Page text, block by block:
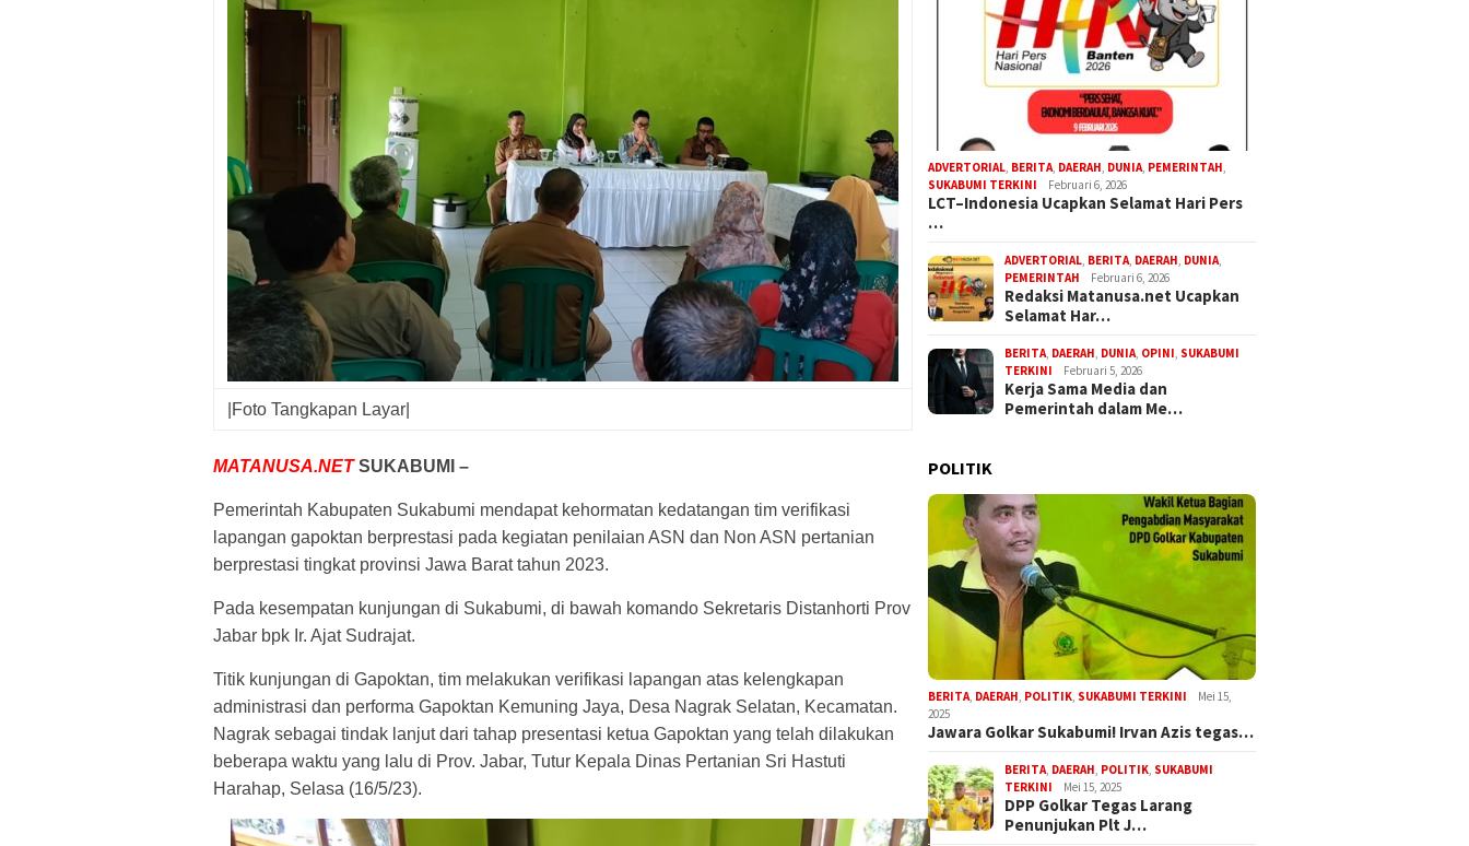
|Foto Tangkapan Layar|
MATANUSA.NETSUKABUMI –
Pemerintah Kabupaten Sukabumi mendapat kehormatan kedatangan tim verifikasi
lapangan gapoktan berprestasi pada kegiatan penilaian ASN dan Non ASN pertanian
berprestasi tingkat provinsi Jawa Barat tahun 2023.
Pada kesempatan kunjungan di Sukabumi, di bawah komando Sekretaris Distanhorti Prov
Jabar bpk Ir. Ajat Sudrajat.
Titik kunjungan di Gapoktan, tim melakukan verifikasi lapangan atas kelengkapan
administrasi dan performa Gapoktan Kemuning Jaya, Desa Nagrak Selatan, Kecamatan.
Nagrak sebagai tindak lanjut dari tahap presentasi ketua Gapoktan yang telah dilakukan
beberapa waktu yang lalu di Prov. Jabar, Tutur Kepala Dinas Pertanian Sri Hastuti
Harahap, Selasa (16/5/23).
ADVERTORIAL BERITA DAERAH DUNIA PEMERINTAH
SUKABUMI TERKINI
Februari 6, 2026
LCT–Indonesia Ucapkan Selamat Hari Pers
…
ADVERTORIAL BERITA DAERAH DUNIA
PEMERINTAH
Februari 6, 2026
Redaksi Matanusa.net Ucapkan
Selamat Har…
BERITA DAERAH DUNIA OPINI SUKABUMI
TERKINI
Februari 5, 2026
Kerja Sama Media dan
Pemerintah dalam Me…
POLITIK
BERITA DAERAH POLITIK SUKABUMI TERKINI
Mei 15,
2025
Jawara Golkar Sukabumi! Irvan Azis tegas…
BERITA DAERAH POLITIK SUKABUMI
TERKINI
Mei 15, 2025
DPP Golkar Tegas Larang
Penunjukan Plt J…